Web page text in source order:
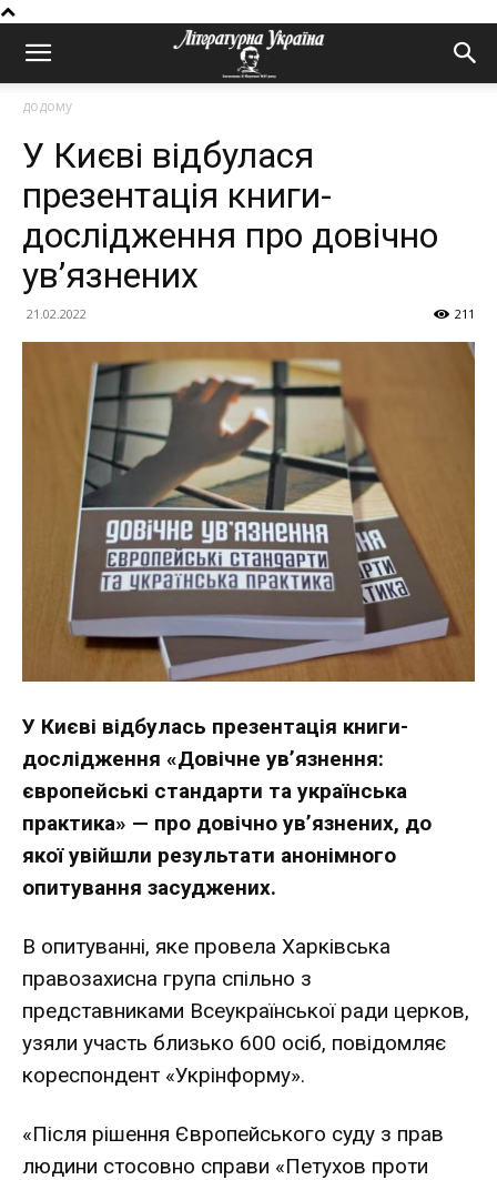
додому
У Києві відбулася
презентація книги-
дослідження про довічно
ув’язнених
21.02.2022 211
У Києві відбулась презентація книги-
дослідження «Довічне ув’язнення:
європейські стандарти та українська
практика» — про довічно ув’язнених, до
якої увійшли результати анонімного
опитування засуджених.
В опитуванні, яке провела Харківська
правозахисна група спільно з
представниками Всеукраїнської ради церков,
узяли участь близько 600 осіб, повідомляє
кореспондент «Укрінформу».
«Після рішення Європейського суду з прав
людини стосовно справи «Петухов проти